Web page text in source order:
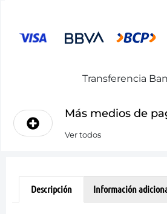
Transferencia
Más medios de
Ver todos
Descripción Información